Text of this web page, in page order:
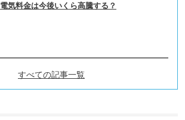
電気料金は今後いくら高騰する？
すべての記事一覧